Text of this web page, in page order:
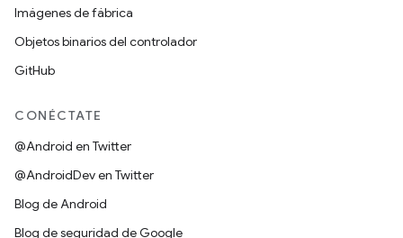
Imágenes de fábrica
Objetos binarios del controlador
GitHub
CONÉCTATE
@Android en Twitter
@AndroidDev en Twitter
Blog de Android
Blog de seguridad de Google